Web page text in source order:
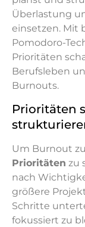
Überlastung
einsetzen. Mit
Pomodoro-
Prioritäten
Berufsleben
Burnouts.
Prioritäten
Um Burnout
Prioritäten zu
nach
größere
Schritte
fokussiert zu